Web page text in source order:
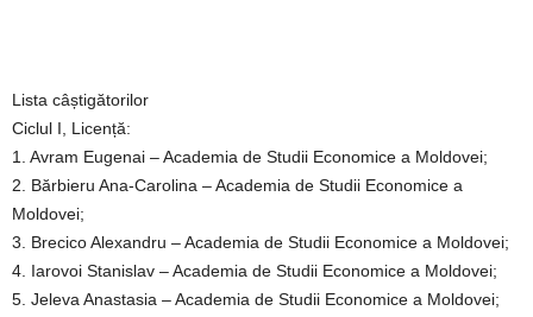
Lista câștigătorilor
Ciclul I, Licență:
1. Avram Eugenai – Academia de Studii Economice a Moldovei;
2. Bărbieru Ana-Carolina – Academia de Studii Economice a
Moldovei;
3. Brecico Alexandru – Academia de Studii Economice a Moldovei;
4. Iarovoi Stanislav – Academia de Studii Economice a Moldovei;
5. Jeleva Anastasia – Academia de Studii Economice a Moldovei;